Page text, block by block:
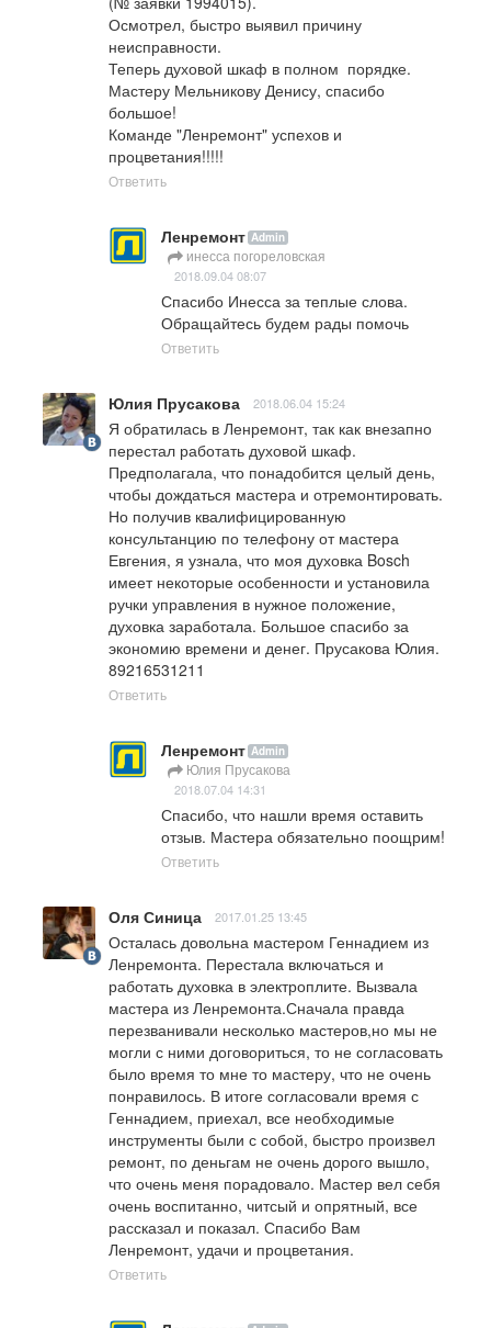
Осмотрел, быстро выявил причину
неисправности.
Теперь духовой шкаф в полном  порядке.
Мастеру Мельникову Денису, спасибо
большое!
Команде "Ленремонт" успехов и
процветания!!!!!
Ответить
Ленремонт Admin
инесса погореловская
2018.09.04 08:07
Спасибо Инесса за теплые слова.
Обращайтесь будем рады помочь
Ответить
Юлия Прусакова 2018.06.04 15:24
Я обратилась в Ленремонт, так как внезапно
перестал работать духовой шкаф.
Предполагала, что понадобится целый день,
чтобы дождаться мастера и отремонтировать.
Но получив квалифицированную
консультанцию по телефону от мастера
Евгения, я узнала, что моя духовка Bosch
имеет некоторые особенности и установила
ручки управления в нужное положение,
духовка заработала. Большое спасибо за
экономию времени и денег. Прусакова Юлия.
89216531211
Ответить
Ленремонт Admin
Юлия Прусакова
2018.07.04 14:31
Спасибо, что нашли время оставить
отзыв. Мастера обязательно поощрим!
Ответить
Оля Синица 2017.01.25 13:45
Осталась довольна мастером Геннадием из
Ленремонта. Перестала включаться и
работать духовка в электроплите. Вызвала
мастера из Ленремонта.Сначала правда
перезванивали несколько мастеров,но мы не
могли с ними договориться, то не согласовать
было время то мне то мастеру, что не очень
понравилось. В итоге согласовали время с
Геннадием, приехал, все необходимые
инструменты были с собой, быстро произвел
ремонт, по деньгам не очень дорого вышло,
что очень меня порадовало. Мастер вел себя
очень воспитанно, читсый и опрятный, все
рассказал и показал. Спасибо Вам
Ленремонт, удачи и процветания.
Ответить